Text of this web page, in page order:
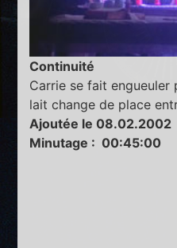
Continuité
Carrie se fait engueuler
lait change de place
Ajoutée le 08.02.2002
Minutage : 00:45:00